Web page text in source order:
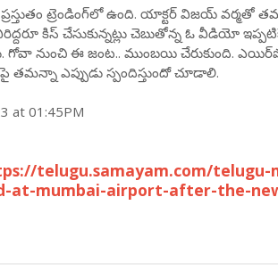
ట్రెండింగ్‌లో ఉంది. యాక్టర్ విజయ్ వర్మతో
కిస్ చేసుకున్నట్లు చెబుతోన్న ఓ వీడియో
నుంచి ఈ జంట.. ముంబయి చేరుకుంది.
ఎప్పుడు స్పందిస్తుందో చూడాలి.
at 01:45PM
telugu.samayam.com/
at-mumbai-airport-after-the-